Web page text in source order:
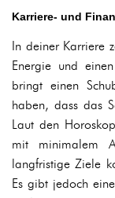
Karriere- und
In deiner Karriere
Energie und
bringt einen
haben, dass das
Laut den
mit minimalem
langfristige Ziele
Es gibt jedoch